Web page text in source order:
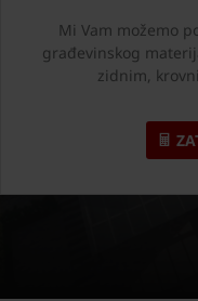
Mi Vam možemo
građevinskog
zidnim,